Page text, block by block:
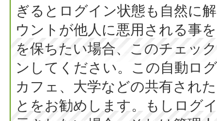
ぎるとログイン状態も自然に
ウントが他人に悪用される事
を保ちたい場合、このチェッ
ンしてください。この自動ロ
カフェ、大学などの共有され
とをお勧めします。もしログ